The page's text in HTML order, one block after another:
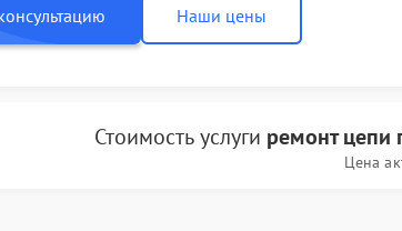
Наши цены
Стоимость услуги ремонт цепи
Цена